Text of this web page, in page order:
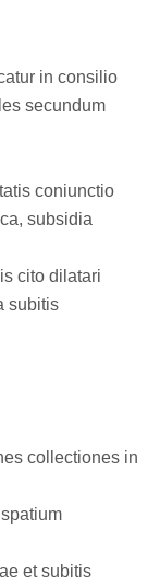
in consilio
secundum
coniunctio
subsidia
cito dilatari
subitis
collectiones in
et subitis